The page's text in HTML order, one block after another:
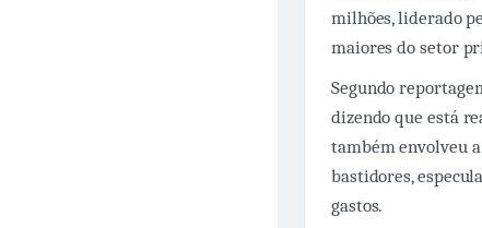
milhões, liderado
maiores do setor
Segundo
dizendo que está
também envolveu
bastidores,
gastos.